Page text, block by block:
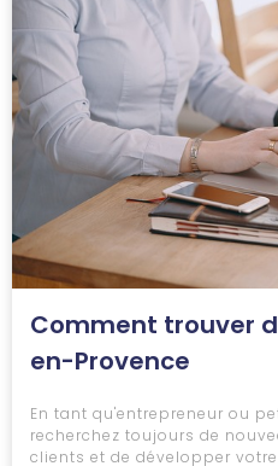
Comment trouver
en-Provence
En tant qu'entrepreneur ou
recherchez toujours de
clients et de développer